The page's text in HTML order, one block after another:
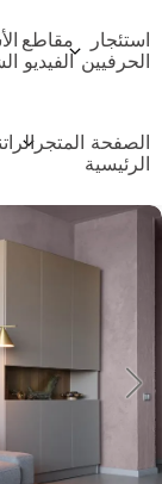
استئجار
الحرفيين
مقاطع
الفيديو
الصفحة
الرئيسية
المتجر